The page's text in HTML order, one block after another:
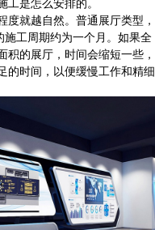
就越自然。普通展厅类型，
工周期约为一个月。如果全
的展厅，时间会缩短一些，
的时间，以便缓慢工作和精细